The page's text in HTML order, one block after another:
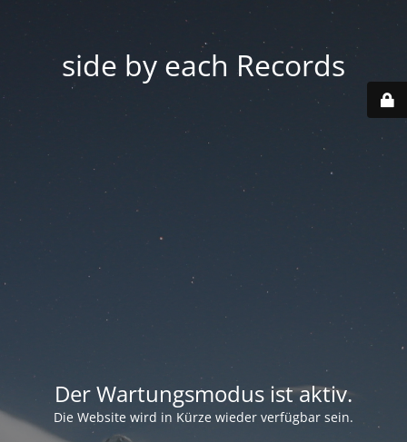
side by each Records
Der Wartungsmodus ist aktiv.
Die Website wird in Kürze wieder verfügbar sein.